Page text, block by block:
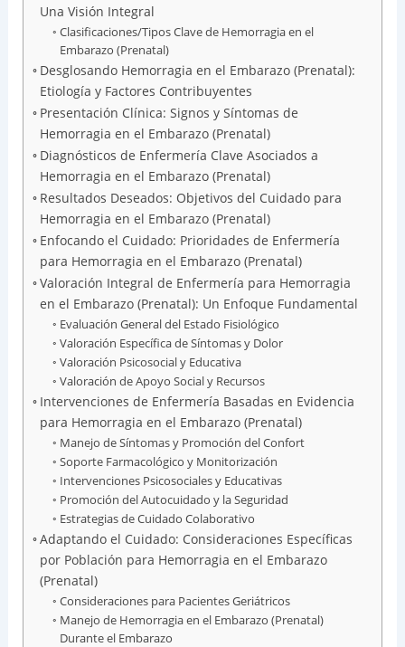
Una Visión Integral
Clasificaciones/Tipos Clave de Hemorragia en el
Embarazo (Prenatal)
Desglosando Hemorragia en el Embarazo (Prenatal):
Etiología y Factores Contribuyentes
Presentación Clínica: Signos y Síntomas de
Hemorragia en el Embarazo (Prenatal)
Diagnósticos de Enfermería Clave Asociados a
Hemorragia en el Embarazo (Prenatal)
Resultados Deseados: Objetivos del Cuidado para
Hemorragia en el Embarazo (Prenatal)
Enfocando el Cuidado: Prioridades de Enfermería
para Hemorragia en el Embarazo (Prenatal)
Valoración Integral de Enfermería para Hemorragia
en el Embarazo (Prenatal): Un Enfoque Fundamental
Evaluación General del Estado Fisiológico
Valoración Específica de Síntomas y Dolor
Valoración Psicosocial y Educativa
Valoración de Apoyo Social y Recursos
Intervenciones de Enfermería Basadas en Evidencia
para Hemorragia en el Embarazo (Prenatal)
Manejo de Síntomas y Promoción del Confort
Soporte Farmacológico y Monitorización
Intervenciones Psicosociales y Educativas
Promoción del Autocuidado y la Seguridad
Estrategias de Cuidado Colaborativo
Adaptando el Cuidado: Consideraciones Específicas
por Población para Hemorragia en el Embarazo
(Prenatal)
Consideraciones para Pacientes Geriátricos
Manejo de Hemorragia en el Embarazo (Prenatal)
Durante el Embarazo